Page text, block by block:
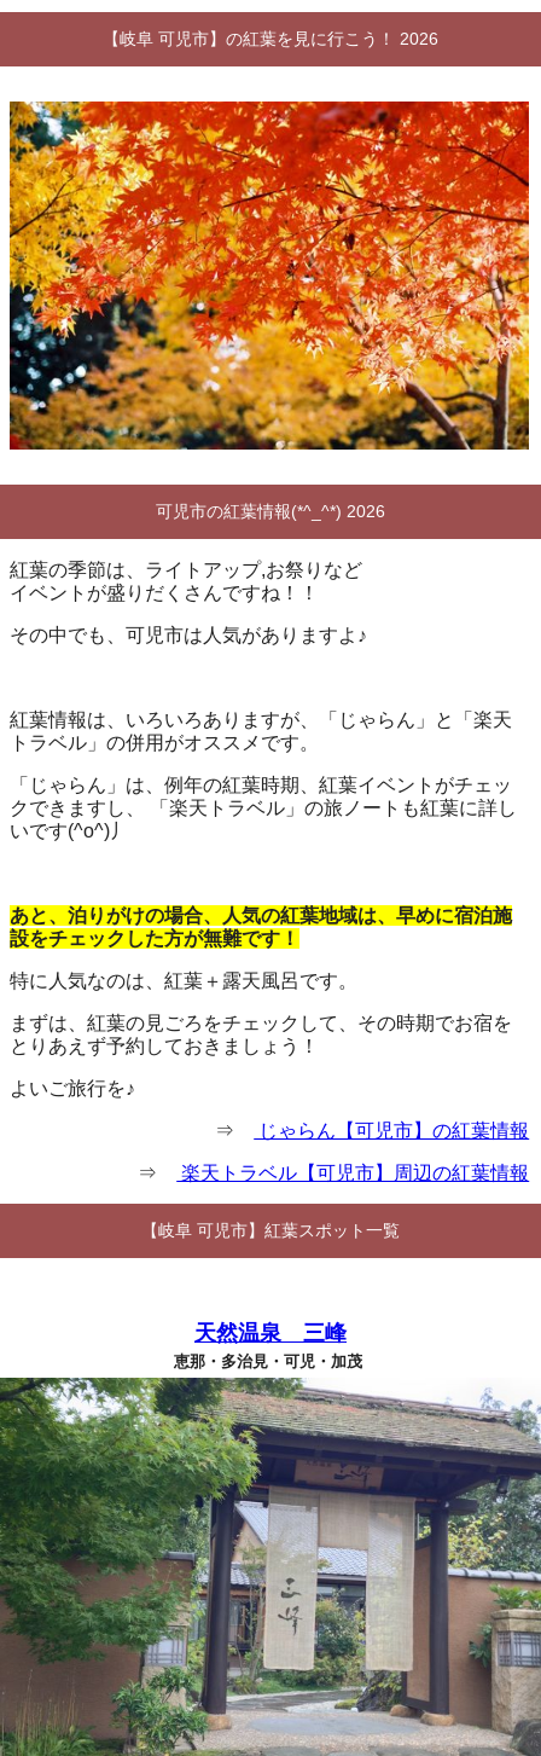
【岐阜 可児市】の紅葉を見に行こう！ 2026
可児市の紅葉情報(*^_^*) 2026
紅葉の季節は、ライトアップ,お祭りなど
イベントが盛りだくさんですね！！
その中でも、可児市は人気がありますよ♪
紅葉情報は、いろいろありますが、「じゃらん」と「楽天
トラベル」の併用がオススメです。
「じゃらん」は、例年の紅葉時期、紅葉イベントがチェッ
クできますし、 「楽天トラベル」の旅ノートも紅葉に詳し
いです(^o^)丿
あと、泊りがけの場合、人気の紅葉地域は、早めに宿泊施
設をチェックした方が無難です！
特に人気なのは、紅葉＋露天風呂です。
まずは、紅葉の見ごろをチェックして、その時期でお宿を
とりあえず予約しておきましょう！
よいご旅行を♪
⇒ じゃらん【可児市】の紅葉情報
⇒ 楽天トラベル【可児市】周辺の紅葉情報
【岐阜 可児市】紅葉スポット一覧
天然温泉 三峰
恵那・多治見・可児・加茂